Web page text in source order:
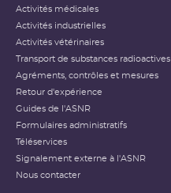
Activités médicales
Activités industrielles
Activités vétérinaires
Transport de substances radioactives
Agréments, contrôles et mesures
Retour d'expérience
Guides de l'ASNR
Formulaires administratifs
Téléservices
Signalement externe à l'ASNR
Nous contacter